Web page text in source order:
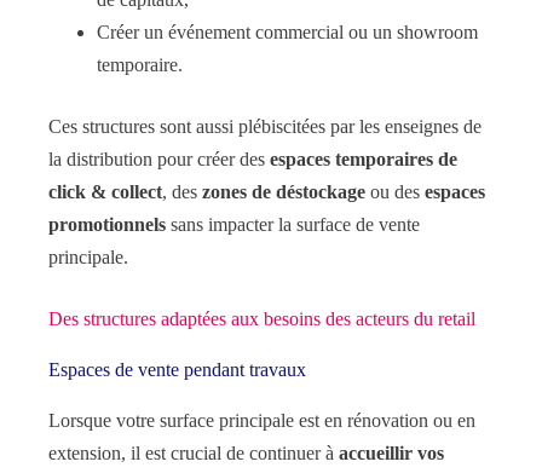
Créer un événement commercial ou un showroom
temporaire.
Ces structures sont aussi plébiscitées par les enseignes de
la distribution pour créer des espaces temporaires de
click & collect, des zones de déstockage ou des espaces
promotionnels sans impacter la surface de vente
principale.
Des structures adaptées aux besoins des acteurs du retail
Espaces de vente pendant travaux
Lorsque votre surface principale est en rénovation ou en
extension, il est crucial de continuer à accueillir vos